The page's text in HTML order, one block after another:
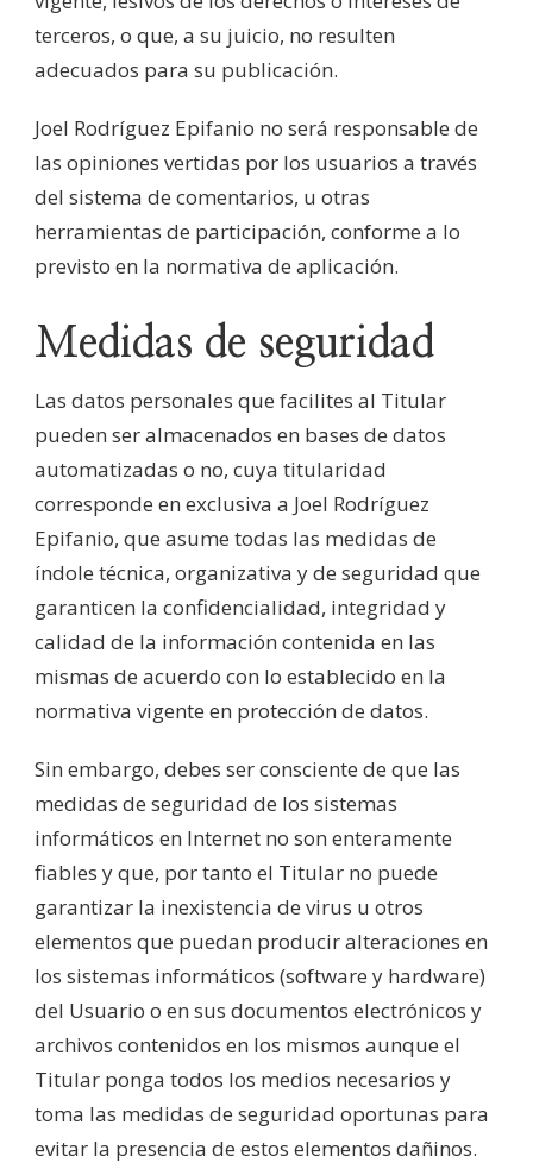
terceros, o que, a su juicio, no resulten
adecuados para su publicación.
Joel Rodríguez Epifanio no será responsable de
las opiniones vertidas por los usuarios a través
del sistema de comentarios, u otras
herramientas de participación, conforme a lo
previsto en la normativa de aplicación.
Medidas de seguridad
Las datos personales que facilites al Titular
pueden ser almacenados en bases de datos
automatizadas o no, cuya titularidad
corresponde en exclusiva a Joel Rodríguez
Epifanio, que asume todas las medidas de
índole técnica, organizativa y de seguridad que
garanticen la confidencialidad, integridad y
calidad de la información contenida en las
mismas de acuerdo con lo establecido en la
normativa vigente en protección de datos.
Sin embargo, debes ser consciente de que las
medidas de seguridad de los sistemas
informáticos en Internet no son enteramente
fiables y que, por tanto el Titular no puede
garantizar la inexistencia de virus u otros
elementos que puedan producir alteraciones en
los sistemas informáticos (software y hardware)
del Usuario o en sus documentos electrónicos y
archivos contenidos en los mismos aunque el
Titular ponga todos los medios necesarios y
toma las medidas de seguridad oportunas para
evitar la presencia de estos elementos dañinos.